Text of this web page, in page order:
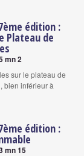
édition :
Plateau de
mn 2
sur le plateau de
bien inférieur à
édition :
mn 15